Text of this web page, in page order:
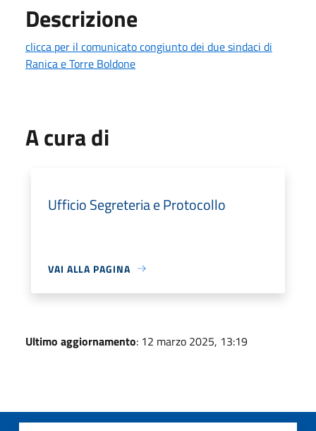
Descrizione
clicca per il comunicato congiunto dei due sindaci di
Ranica e Torre Boldone
A cura di
Ufficio Segreteria e Protocollo
VAI ALLA PAGINA
Ultimo aggiornamento: 12 marzo 2025, 13:19